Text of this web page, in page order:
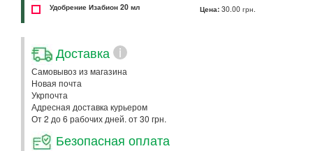
Удобрение Изабион 20 мл
Цена: 30.00 грн.
Доставка i
Самовывоз из магазина
Новая почта
Укрпочта
Адресная доставка курьером
От 2 до 6 рабочих дней. от 30 грн.
Безопасная оплата